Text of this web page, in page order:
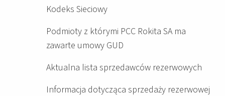
Kodeks Sieciowy
Podmioty z którymi PCC Rokita SA ma
zawarte umowy GUD
Aktualna lista sprzedawców rezerwowych
Informacja dotycząca sprzedaży rezerwowej